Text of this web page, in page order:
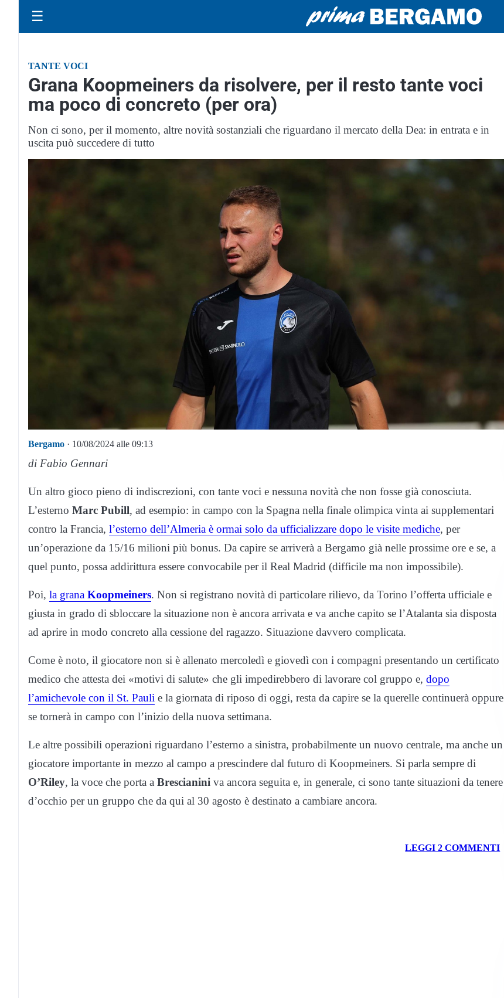
☰
TANTE VOCI
Grana Koopmeiners da risolvere, per il resto tante voci
ma poco di concreto (per ora)
Non ci sono, per il momento, altre novità sostanziali che riguardano il mercato della Dea: in entrata e in
uscita può succedere di tutto
Bergamo · 10/08/2024 alle 09:13
di Fabio Gennari
Un altro gioco pieno di indiscrezioni, con tante voci e nessuna novità che non fosse già conosciuta.
L’esterno Marc Pubill, ad esempio: in campo con la Spagna nella finale olimpica vinta ai supplementari
contro la Francia, l’esterno dell’Almeria è ormai solo da ufficializzare dopo le visite mediche, per
un’operazione da 15/16 milioni più bonus. Da capire se arriverà a Bergamo già nelle prossime ore e se, a
quel punto, possa addirittura essere convocabile per il Real Madrid (difficile ma non impossibile).
Poi, la grana Koopmeiners. Non si registrano novità di particolare rilievo, da Torino l’offerta ufficiale e
giusta in grado di sbloccare la situazione non è ancora arrivata e va anche capito se l’Atalanta sia disposta
ad aprire in modo concreto alla cessione del ragazzo. Situazione davvero complicata.
Come è noto, il giocatore non si è allenato mercoledì e giovedì con i compagni presentando un certificato
medico che attesta dei «motivi di salute» che gli impedirebbero di lavorare col gruppo e, dopo
l’amichevole con il St. Pauli e la giornata di riposo di oggi, resta da capire se la querelle continuerà oppure
se tornerà in campo con l’inizio della nuova settimana.
Le altre possibili operazioni riguardano l’esterno a sinistra, probabilmente un nuovo centrale, ma anche un
giocatore importante in mezzo al campo a prescindere dal futuro di Koopmeiners. Si parla sempre di
O’Riley, la voce che porta a Brescianini va ancora seguita e, in generale, ci sono tante situazioni da tenere
d’occhio per un gruppo che da qui al 30 agosto è destinato a cambiare ancora.
LEGGI 2 COMMENTI